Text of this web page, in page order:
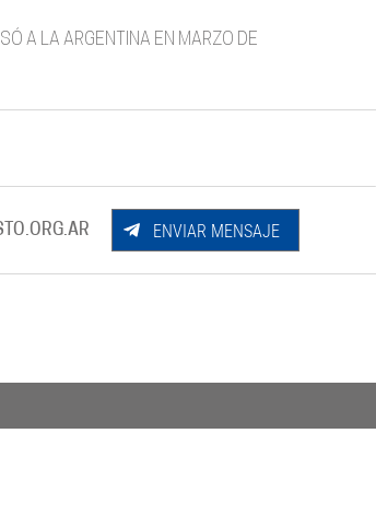
A LA ARGENTINA EN MARZO DE
ENVIAR MENSAJE